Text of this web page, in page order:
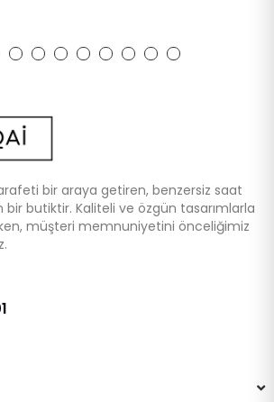
zarafeti bir araya getiren, benzersiz saat
bir butiktir. Kaliteli ve özgün tasarımlarla
müşteri memnuniyetini önceliğimiz